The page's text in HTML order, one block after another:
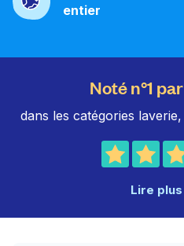
entier
Noté n°1
dans les catégories
Lire